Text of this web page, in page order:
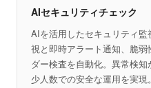
AIセキュリティチェック
AIを活用したセキュリティ
視と即時アラート通知、脆
ダー検査を自動化。異常検知
少人数での安全な運用を実現。